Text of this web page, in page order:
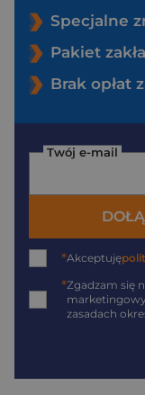
Specjalne
Pakiet
Brak opłat
Twój e-mail
*Akceptuję
*Zgadzam się
zasadach